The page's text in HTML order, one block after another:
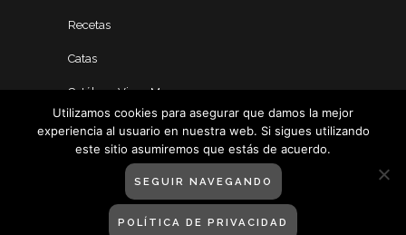
Recetas
Catas
Catálogo Vinos Manero
Utilizamos cookies para asegurar que damos la mejor
experiencia al usuario en nuestra web. Si sigues utilizando
este sitio asumiremos que estás de acuerdo.
SEGUIR NAVEGANDO
POLÍTICA DE PRIVACIDAD